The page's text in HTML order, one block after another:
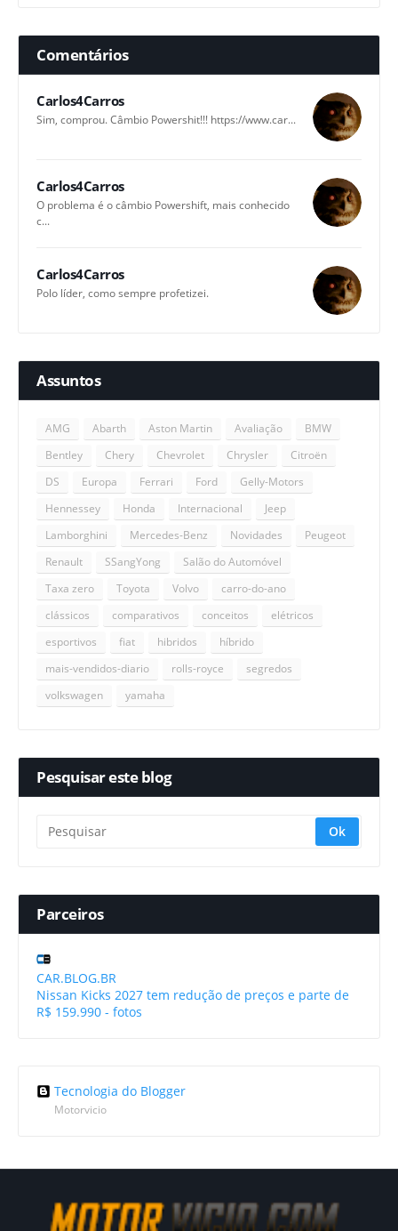
Comentários
Carlos4Carros
Sim, comprou. Câmbio Powershit!!! https://www.car...
Carlos4Carros
O problema é o câmbio Powershift, mais conhecido
c...
Carlos4Carros
Polo líder, como sempre profetizei.
Assuntos
AMG Abarth Aston Martin Avaliação
BMW
Bentley
Chery Chevrolet Chrysler
Citroën
DS
Europa Ferrari Ford
Gelly-Motors
Hennessey
Honda Internacional
Jeep
Lamborghini
Mercedes-Benz Novidades
Peugeot
Renault
SSangYong
Salão do Automóvel
Taxa zero
Toyota Volvo
carro-do-ano
clássicos
comparativos conceitos
elétricos
esportivos
fiat hibridos
híbrido
mais-vendidos-diario
rolls-royce
segredos
volkswagen
yamaha
Pesquisar este blog
Parceiros
CAR.BLOG.BR
Nissan Kicks 2027 tem redução de preços e parte de
R$ 159.990 - fotos
Tecnologia do Blogger
Motorvicio